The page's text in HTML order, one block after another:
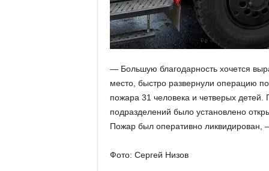
— Большую благодарность хочется
место, быстро развернули операцию
пожара 31 человека и четверых
подразделений было установлено
Пожар был оперативно ликвидирован,
Фото: Сергей Низов